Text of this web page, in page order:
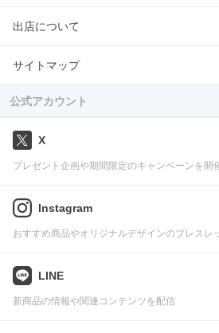
出店について
サイトマップ
公式アカウント
X
プレゼント企画や期間限定のキャンペーンを開
Instagram
おすすめ商品やオリジナルデザインのブレスレ
LINE
新商品の情報や関連コンテンツを配信